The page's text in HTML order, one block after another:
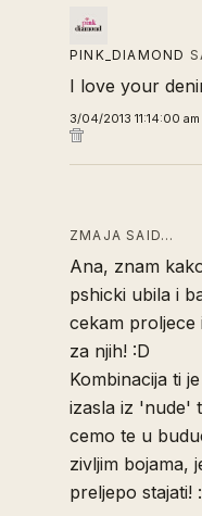
PINK_DIAMOND
I love your
3/04/2013 11:14:00 am
ZMAJA SAID…
Ana, znam
pshicki ubila i
cekam proljece
za njih! :D
Kombinacija ti
izasla iz 'nude'
cemo te u
zivljim bojama,
preljepo stajati!